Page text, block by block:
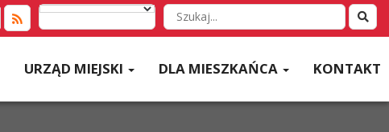
Wyszukaj
w
URZĄD MIEJSKI DLA MIESZKAŃCA KONTAKT